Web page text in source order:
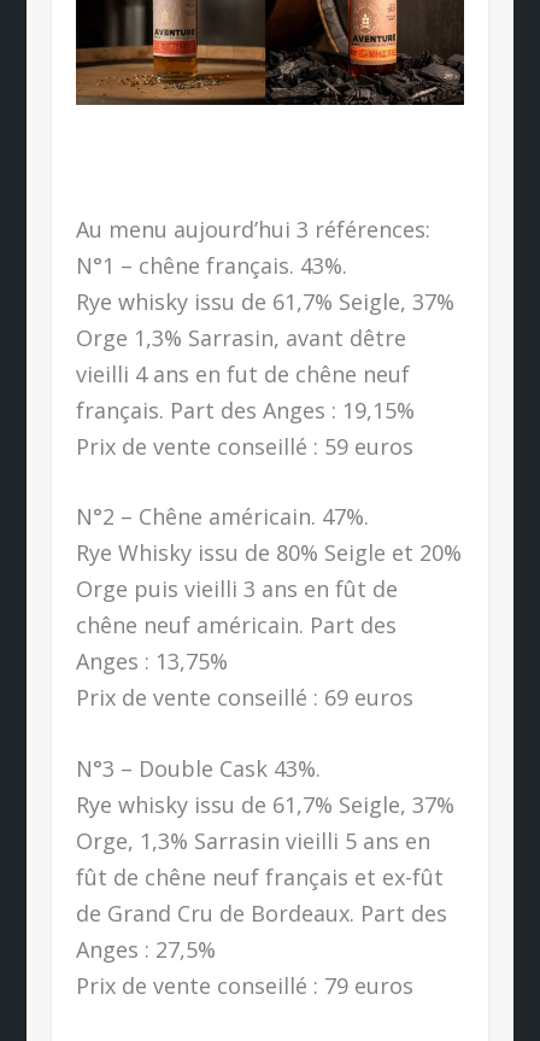
Au menu aujourd’hui 3 références:
N°1 – chêne français. 43%.
Rye whisky issu de 61,7% Seigle, 37%
Orge 1,3% Sarrasin, avant dêtre
vieilli 4 ans en fut de chêne neuf
français. Part des Anges : 19,15%
Prix de vente conseillé : 59 euros
N°2 – Chêne américain. 47%.
Rye Whisky issu de 80% Seigle et 20%
Orge puis vieilli 3 ans en fût de
chêne neuf américain. Part des
Anges : 13,75%
Prix de vente conseillé : 69 euros
N°3 – Double Cask 43%.
Rye whisky issu de 61,7% Seigle, 37%
Orge, 1,3% Sarrasin vieilli 5 ans en
fût de chêne neuf français et ex-fût
de Grand Cru de Bordeaux. Part des
Anges : 27,5%
Prix de vente conseillé : 79 euros